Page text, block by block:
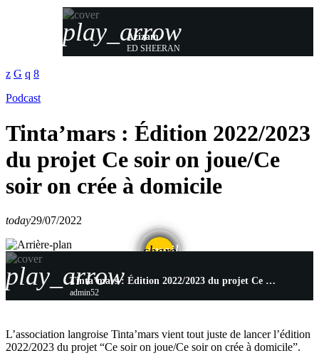
play_arrow
Azizam
ED SHEERAN
Podcast
Tinta’mars : Édition 2022/2023
du projet Ce soir on joue/Ce
soir on crée à domicile
today29/07/2022
share
email
play_arrow Tinta’mars : Édition 2022/2023 du projet Ce soir on joue/Ce soir on crée à domicile
admin52
L’association langroise Tinta’mars vient tout juste de lancer l’édition
2022/2023 du projet “Ce soir on joue/Ce soir on crée à domicile”.